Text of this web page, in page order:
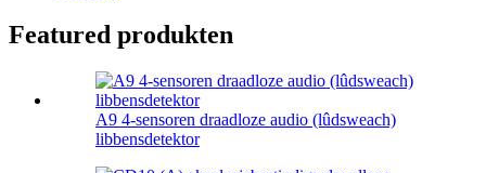
Featured produkten
A9 4-sensoren draadloze audio (lûdsweach)
libbensdetektor